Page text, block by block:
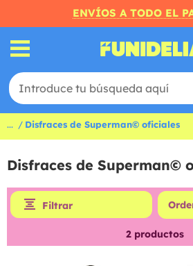
ENVÍOS A TODO EL
... Disfraces de Superman© oficiales
Disfraces de Superman©
Filtrar
2 productos